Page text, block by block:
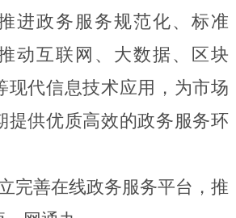
进政务服务规范化、标准
动互联网、大数据、区块
现代信息技术应用，为市场
提供优质高效的政务服务环
完善在线政务服务平台，推